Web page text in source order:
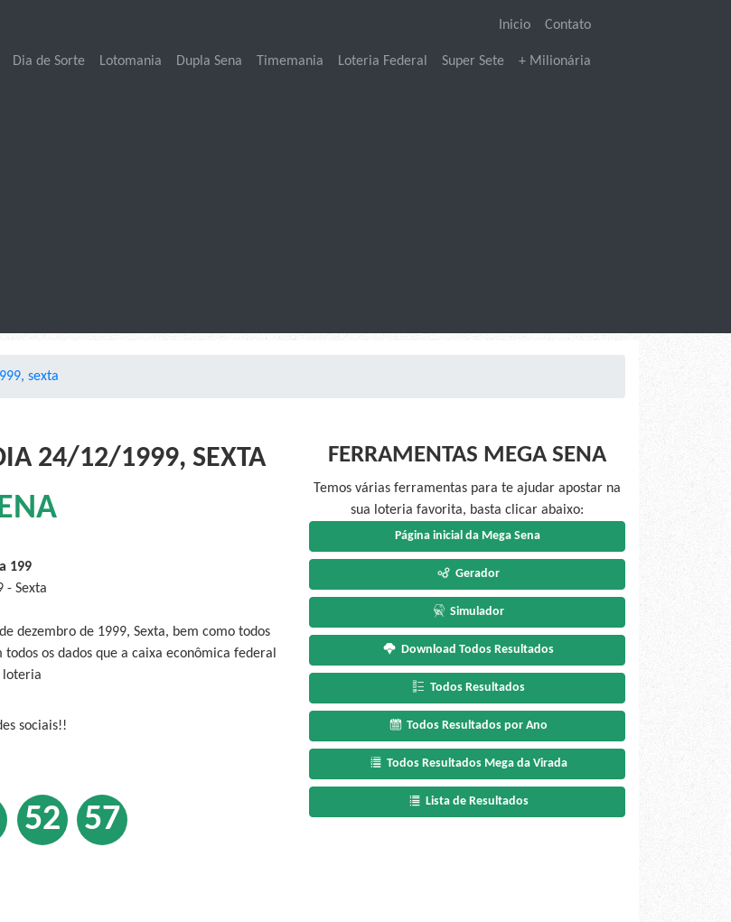
Inicio Contato
Dia de Sorte Lotomania Dupla Sena Timemania Loteria Federal Super Sete + Milionária
sexta
24/12/1999, SEXTA
199
- Sexta
dezembro de 1999, Sexta, bem como todos
os dados que a caixa econômica federal
loteria
sociais!!
52 57
FERRAMENTAS MEGA SENA
Temos várias ferramentas para te ajudar apostar na
sua loteria favorita, basta clicar abaixo:
Página inicial da Mega Sena
Gerador
Simulador
Download Todos Resultados
Todos Resultados
Todos Resultados por Ano
Todos Resultados Mega da Virada
Lista de Resultados